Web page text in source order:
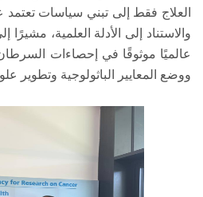
العلاج فقط إلى تبني سياسات تعتمد
والاستناد إلى الأدلة العلمية،
عالميًا موثوقًا في إحصاءات
ووضع المعايير الباثولوجية وتطوير